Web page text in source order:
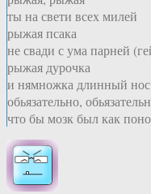
ты на свети всех милей
рыжая псака
не свади с ума парней
рыжая дурочка
и нямножка длинный нос
обьязательно,
что бы мозк был как